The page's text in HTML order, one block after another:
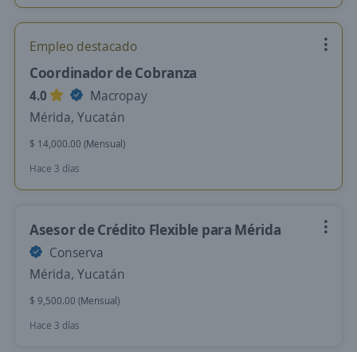
Empleo destacado
Coordinador de Cobranza
4.0
Macropay
Mérida, Yucatán
$ 14,000.00 (Mensual)
Hace 3 días
Asesor de Crédito Flexible para Mérida
Conserva
Mérida, Yucatán
$ 9,500.00 (Mensual)
Hace 3 días